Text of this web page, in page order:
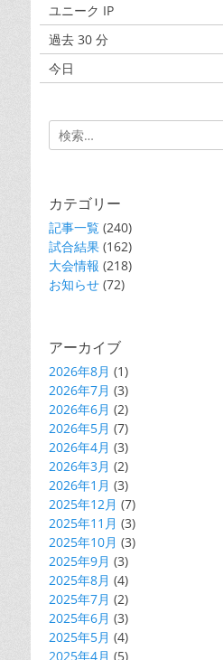
ユニーク IP
過去 30 分
今日
Search
for:
カテゴリー
記事一覧 (240)
試合結果 (162)
大会情報 (218)
お知らせ (72)
アーカイブ
2026年8月 (1)
2026年7月 (3)
2026年6月 (2)
2026年5月 (7)
2026年4月 (3)
2026年3月 (2)
2026年1月 (3)
2025年12月 (7)
2025年11月 (3)
2025年10月 (3)
2025年9月 (3)
2025年8月 (4)
2025年7月 (2)
2025年6月 (3)
2025年5月 (4)
2025年4月 (5)